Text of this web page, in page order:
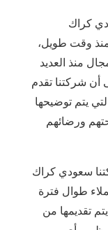
كراك
وقت طويل،
منذ العديد
أن شركتنا تقدم
يتم توضيحها
ورضائهم
سعودي كراك
طوال فترة
تقديمها من